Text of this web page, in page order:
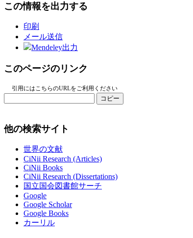
この情報を出力する
印刷
メール送信
Mendeley出力
このページのリンク
引用にはこちらのURLをご利用ください
コピー
他の検索サイト
世界の文献
CiNii Research (Articles)
CiNii Books
CiNii Research (Dissertations)
国立国会図書館サーチ
Google
Google Scholar
Google Books
カーリル